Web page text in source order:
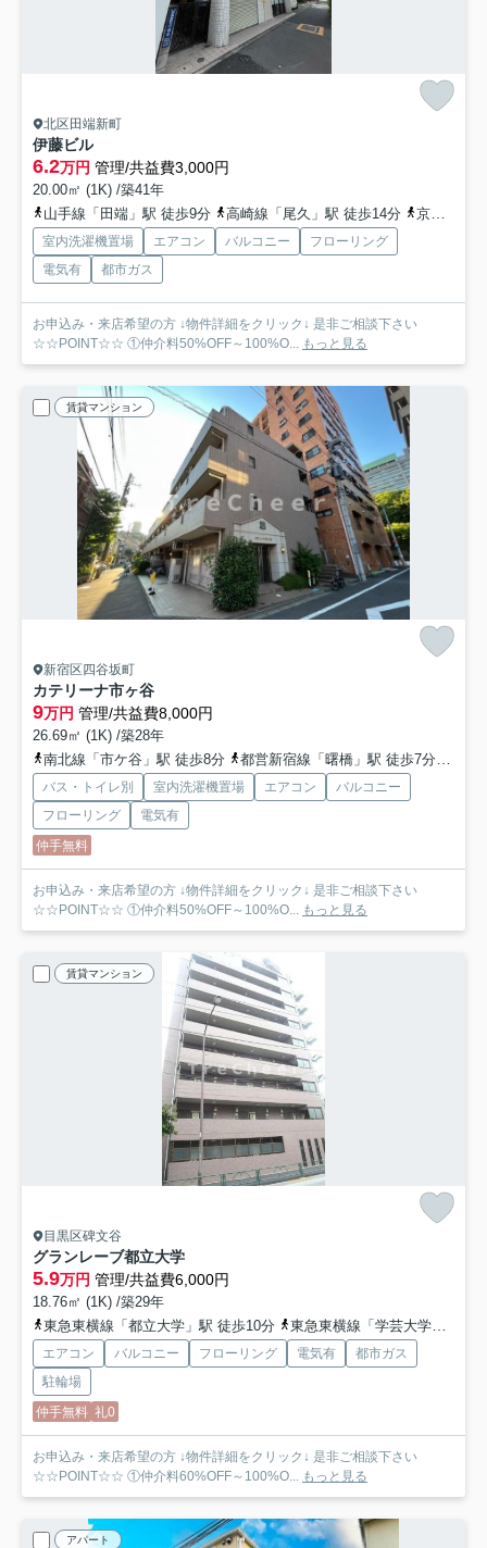
北区田端新町
伊藤ビル
6.2万円 管理/共益費3,000円
20.00㎡ (1K) /築41年
山手線「田端」駅 徒歩9分
高崎線「尾久」駅 徒歩14分 京浜東北線「西日暮里」駅 徒歩17分
室内洗濯機置場 エアコン バルコニー
フローリング
電気有
都市ガス
お申込み・来店希望の方 ↓物件詳細をクリック↓ 是非ご相談下さい
☆☆POINT☆☆ ①仲介料50%OFF～100%O... もっと見る
賃貸マンション
新宿区四谷坂町
カテリーナ市ヶ谷
9万円 管理/共益費8,000円
26.69㎡ (1K) /築28年
南北線「市ケ谷」駅 徒歩8分
都営新宿線「曙橋」駅 徒歩7分
バス・トイレ別 室内洗濯機置場 エアコン
バルコニー
フローリング
電気有
仲手無料
お申込み・来店希望の方 ↓物件詳細をクリック↓ 是非ご相談下さい
☆☆POINT☆☆ ①仲介料50%OFF～100%O... もっと見る
賃貸マンション
目黒区碑文谷
グランレーブ都立大学
5.9万円 管理/共益費6,000円
18.76㎡ (1K) /築29年
東急東横線「都立大学」駅 徒歩10分
東急東横線「学芸大学」駅 徒歩12分
エアコン バルコニー フローリング 電気有
都市ガス
駐輪場
仲手無料 礼0
お申込み・来店希望の方 ↓物件詳細をクリック↓ 是非ご相談下さい
☆☆POINT☆☆ ①仲介料60%OFF～100%O... もっと見る
アパート